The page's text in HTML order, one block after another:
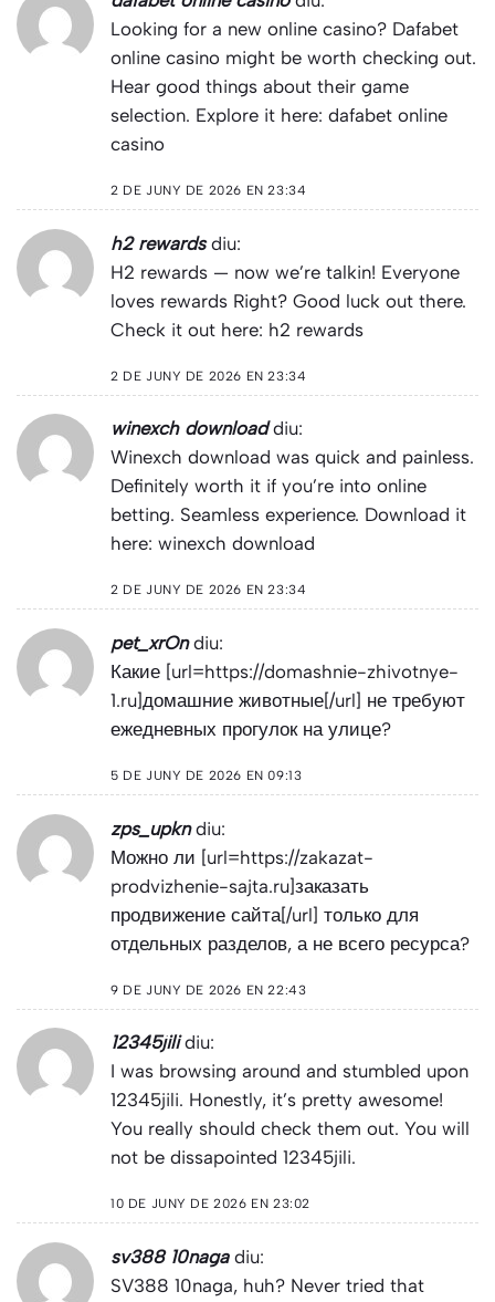
Looking for a new online casino? Dafabet
online casino might be worth checking out.
Hear good things about their game
selection. Explore it here: dafabet online
casino
2 DE JUNY DE 2026 EN 23:34
h2 rewards diu:
H2 rewards — now we’re talkin! Everyone
loves rewards Right? Good luck out there.
Check it out here: h2 rewards
2 DE JUNY DE 2026 EN 23:34
winexch download diu:
Winexch download was quick and painless.
Definitely worth it if you’re into online
betting. Seamless experience. Download it
here: winexch download
2 DE JUNY DE 2026 EN 23:34
pet_xrOn diu:
Какие [url=https://domashnie-zhivotnye-
1.ru]домашние животные[/url] не требуют
ежедневных прогулок на улице?
5 DE JUNY DE 2026 EN 09:13
zps_upkn diu:
Можно ли [url=https://zakazat-
prodvizhenie-sajta.ru]заказать
продвижение сайта[/url] только для
отдельных разделов, а не всего ресурса?
9 DE JUNY DE 2026 EN 22:43
12345jili diu:
I was browsing around and stumbled upon
12345jili. Honestly, it’s pretty awesome!
You really should check them out. You will
not be dissapointed 12345jili.
10 DE JUNY DE 2026 EN 23:02
sv388 10naga diu:
SV388 10naga, huh? Never tried that